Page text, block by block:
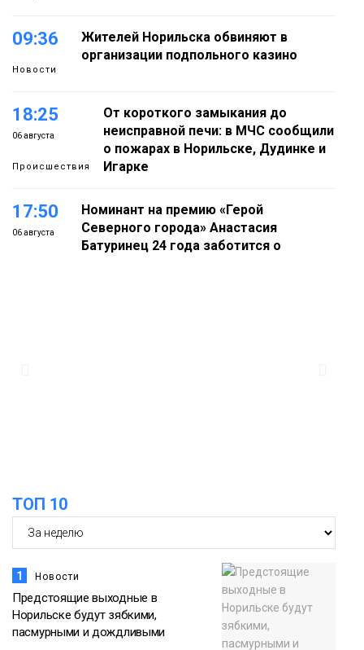
09:36
Новости
Жителей Норильска обвиняют в
организации подпольного казино
18:25
06 августа
Происшествия
От короткого замыкания до
неисправной печи: в МЧС сообщили
о пожарах в Норильске, Дудинке и
Игарке
17:50
06 августа
Номинант на премию «Герой
Северного города» Анастасия
Батуринец 24 года заботится о
ТОП 10
1 Новости
Предстоящие выходные в
Норильске будут зябкими,
пасмурными и дождливыми